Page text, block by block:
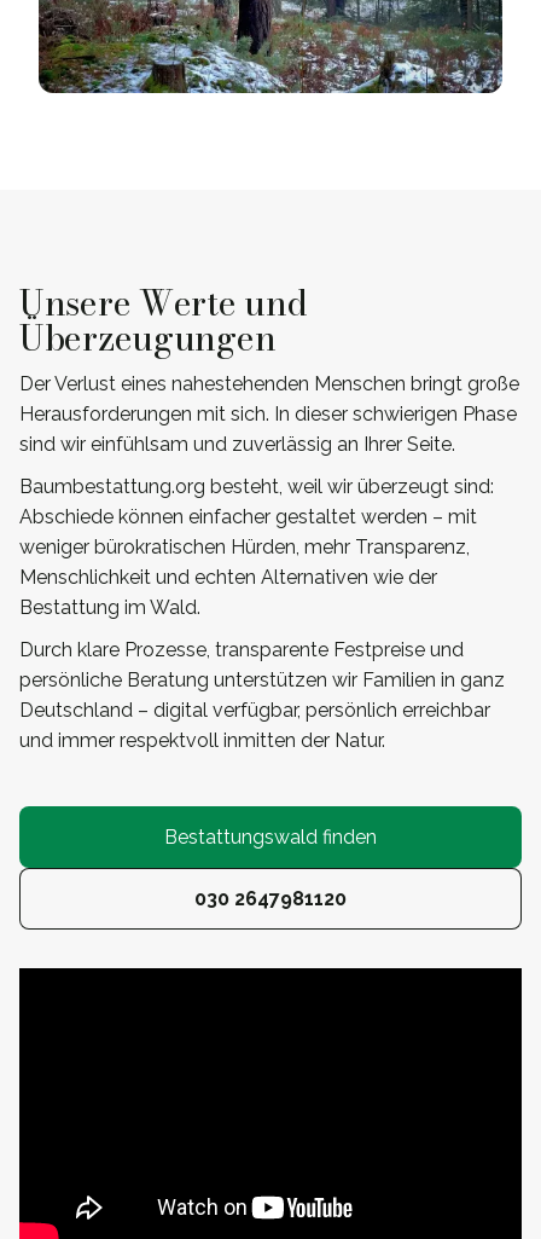
Unsere Werte und
Überzeugungen
Der Verlust eines nahestehenden Menschen bringt große
Herausforderungen mit sich. In dieser schwierigen Phase
sind wir einfühlsam und zuverlässig an Ihrer Seite.
Baumbestattung.org besteht, weil wir überzeugt sind:
Abschiede können einfacher gestaltet werden – mit
weniger bürokratischen Hürden, mehr Transparenz,
Menschlichkeit und echten Alternativen wie der
Bestattung im Wald.
Durch klare Prozesse, transparente Festpreise und
persönliche Beratung unterstützen wir Familien in ganz
Deutschland – digital verfügbar, persönlich erreichbar
und immer respektvoll inmitten der Natur.
Bestattungswald finden
030 2647981120